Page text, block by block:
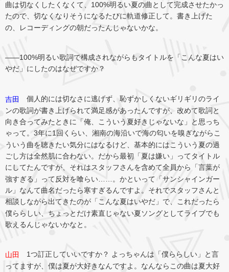
曲は切なくしたくなくて、100%明るい夏の曲として完成させたかっ
たので、切なくなりそうになるたびに軌道修正して。書き上げた
の、レコーディングの朝だったんじゃないかな。
――100%明るい歌詞で構成されながらもタイトルを「こんな夏はい
やだ」にしたのはなぜですか？
吉田
個人的には切なさに逃げず、恥ずかしくないギリギリのライ
ンの歌詞が書き上げられて満足感があったんですが、改めて歌詞と
向き合ってみたときに「俺、こういう夏好きじゃないな」と思っち
ゃって。3年に1回くらい、湘南の海沿いで海の匂いを嗅ぎながらこ
ういう曲を聴きたい気分にはなるけど、基本的にはこういう夏の過
ごし方は全然肌に合わない。だから最初「夏は嫌い」ってタイトル
にしてたんですが、それはスタッフさんを含めて全員から「言葉が
強すぎる」って反対を喰らい……。かといって「サンシャインガー
ル」なんて曲名だったら寒すぎるんですよ。それでスタッフさんと
相談しながら出てきたのが「こんな夏はいやだ」で、これだったら
僕ららしい、ちょっとだけ素直じゃない夏ソングとしてライブでも
歌えるんじゃないかなと。
山田
1つ訂正していいですか？ よっちゃんは「僕ららしい」と言
ってますが、僕は夏が大好きなんですよ。なんならこの曲は夏大好